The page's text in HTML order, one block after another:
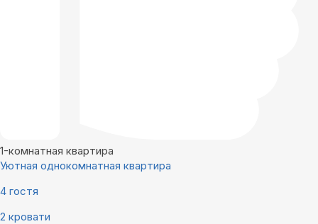
1-комнатная квартира
Уютная однокомнатная квартира
4 гостя
2 кровати